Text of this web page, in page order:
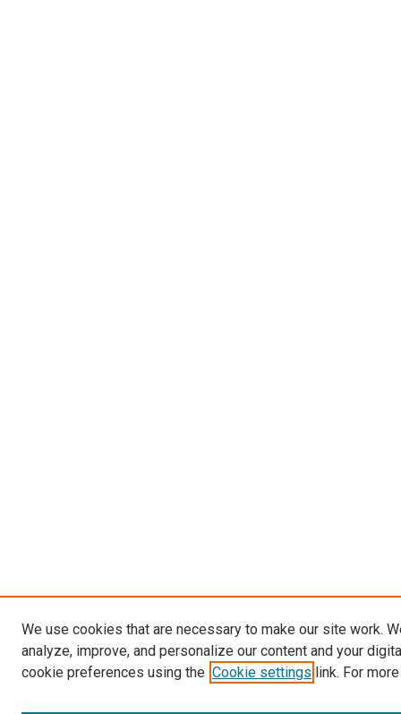
We use cookies that are necessary to make our site work.
analyze, improve, and personalize our content and your
cookie preferences using the Cookie settings link. For